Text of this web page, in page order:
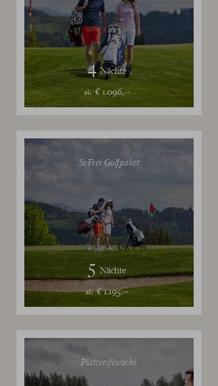
Platzreifewoche
4 Nächte
ab € 1.096,--
SoFrei Golfpaket
5 Nächte
ab € 1.195,--